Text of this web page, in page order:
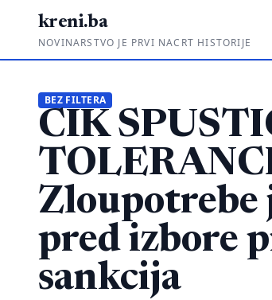
kreni.ba
NOVINARSTVO JE PRVI NACRT HISTORIJE
BEZ FILTERA
CIK
Zloupotrebe
pred izbore
sankcija